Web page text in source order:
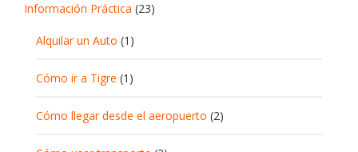
Información Práctica (23)
Alquilar un Auto (1)
Cómo ir a Tigre (1)
Cómo llegar desde el aeropuerto (2)